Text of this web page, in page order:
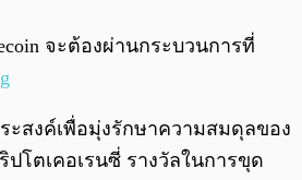
จะต้องผ่านกระบวนการที่
ะสงค์เพื่อมุ่งรักษาความสมดุลของ
โตเคอเรนซี่ รางวัลในการขุด